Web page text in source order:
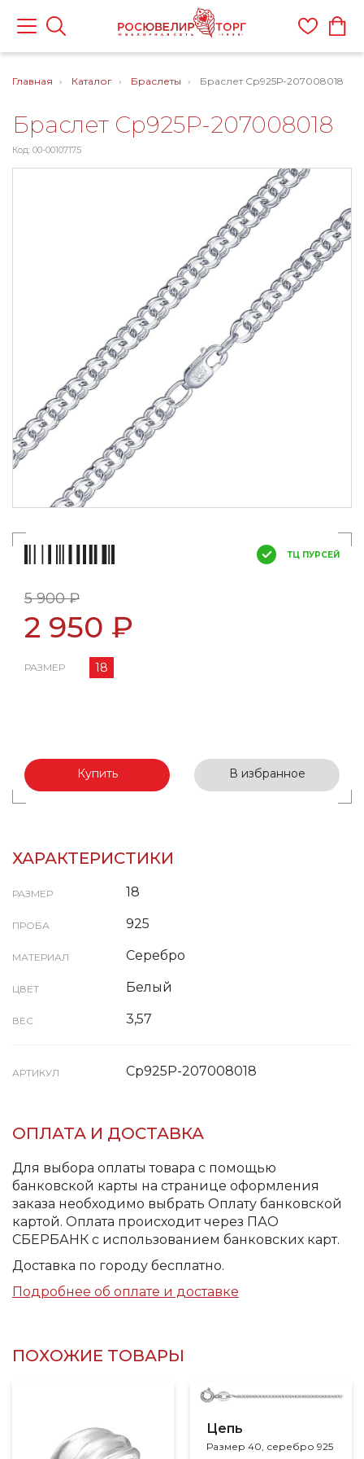
Главная Каталог Браслеты Браслет Ср925Р-207008018
Браслет Ср925Р-207008018
Код: 00-00107175
ТЦ ПУРСЕЙ
5 900 ₽
2 950 ₽
РАЗМЕР 18
Купить В избранное
ХАРАКТЕРИСТИКИ
РАЗМЕР 18
ПРОБА 925
МАТЕРИАЛ Серебро
ЦВЕТ Белый
ВЕС 3,57
АРТИКУЛ Ср925Р-207008018
ОПЛАТА И ДОСТАВКА
Для выбора оплаты товара с помощью
банковской карты на странице оформления
заказа необходимо выбрать Оплату банковской
картой. Оплата происходит через ПАО
СБЕРБАНК с использованием банковских карт.
Доставка по городу бесплатно.
Подробнее об оплате и доставке
ПОХОЖИЕ ТОВАРЫ
Цепь
Размер 40, серебро 925